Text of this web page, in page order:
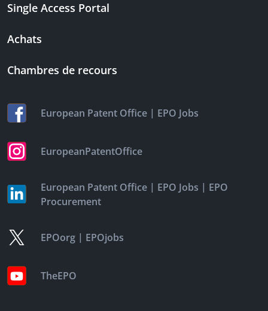
Single Access Portal
Achats
Chambres de recours
European Patent Office | EPO Jobs
EuropeanPatentOffice
European Patent Office | EPO Jobs | EPO
Procurement
EPOorg | EPOjobs
TheEPO